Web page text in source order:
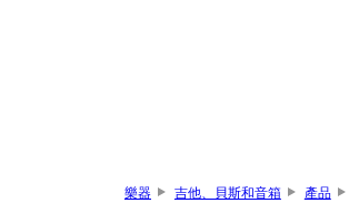
樂器 吉他、貝斯和音箱 產品